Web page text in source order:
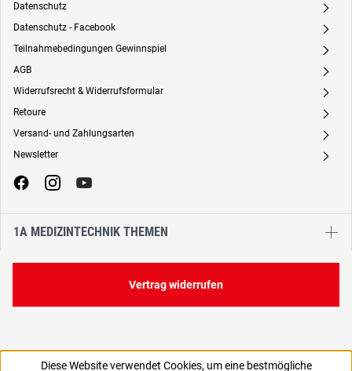
Datenschutz A
Datenschutz - Facebook A
Teilnahmebedingungen Gewinnspiel A
AGB A
Widerrufsrecht & Widerrufsformular A
Retoure A
Versand- und Zahlungsarten A
Newsletter A
1A MEDIZINTECHNIK THEMEN
Vertrag widerrufen
Diese Website verwendet Cookies, um eine bestmögliche